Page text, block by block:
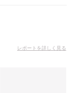
レポートを詳しく見る